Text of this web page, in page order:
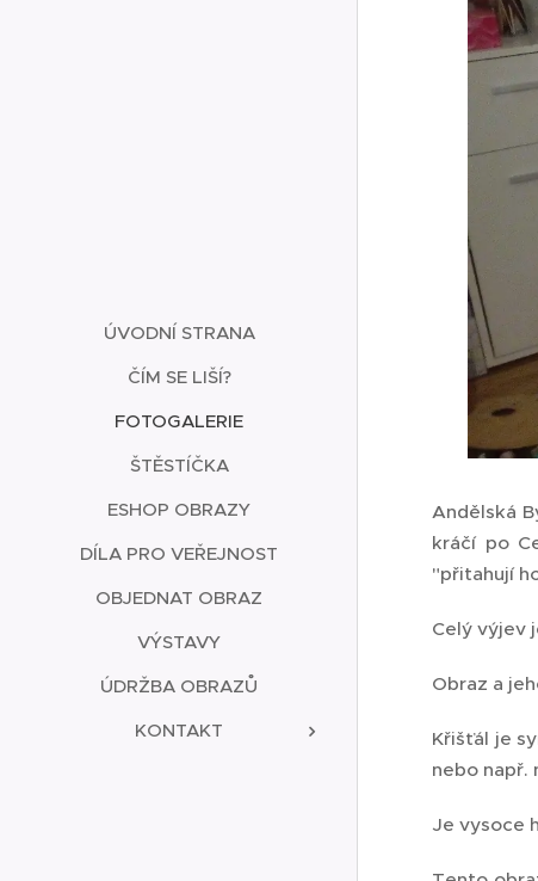
ÚVODNÍ STRANA
ČÍM SE LIŠÍ?
FOTOGALERIE
ŠTĚSTÍČKA
ESHOP OBRAZY
DÍLA PRO VEŘEJNOST
OBJEDNAT OBRAZ
VÝSTAVY
ÚDRŽBA OBRAZŮ
KONTAKT
Andělská
kráčí po
"přitahují
Celý výjev
Obraz a
Křišťál je
nebo např.
Je vysoce